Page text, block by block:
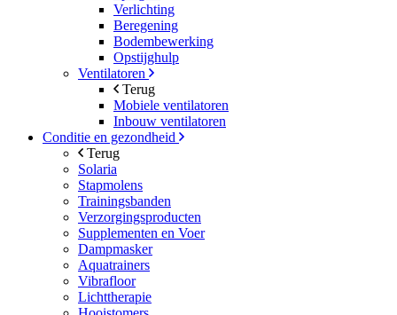
Verlichting
Beregening
Bodembewerking
Opstijghulp
Ventilatoren
Terug
Mobiele ventilatoren
Inbouw ventilatoren
Conditie en gezondheid
Terug
Solaria
Stapmolens
Trainingsbanden
Verzorgingsproducten
Supplementen en Voer
Dampmasker
Aquatrainers
Vibrafloor
Lichttherapie